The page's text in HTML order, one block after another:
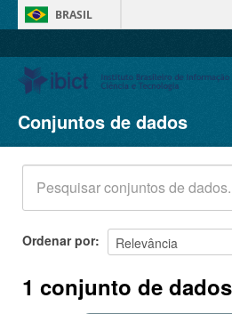
BRASIL
Conjuntos de dados
Organizações
Grupos
Sobre
Conjuntos de dados
Ordenar por
1 conjunto de